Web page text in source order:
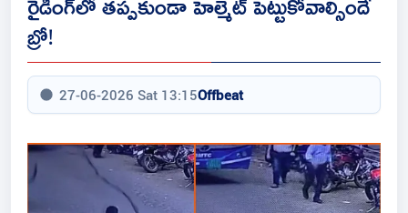
బ్రో!
27-06-2026 Sat 13:15Offbeat